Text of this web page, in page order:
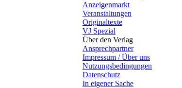
Anzeigenmarkt
Veranstaltungen
Originaltexte
VJ Spezial
Über den Verlag
Ansprechpartner
Impressum / Über uns
Nutzungsbedingungen
Datenschutz
In eigener Sache